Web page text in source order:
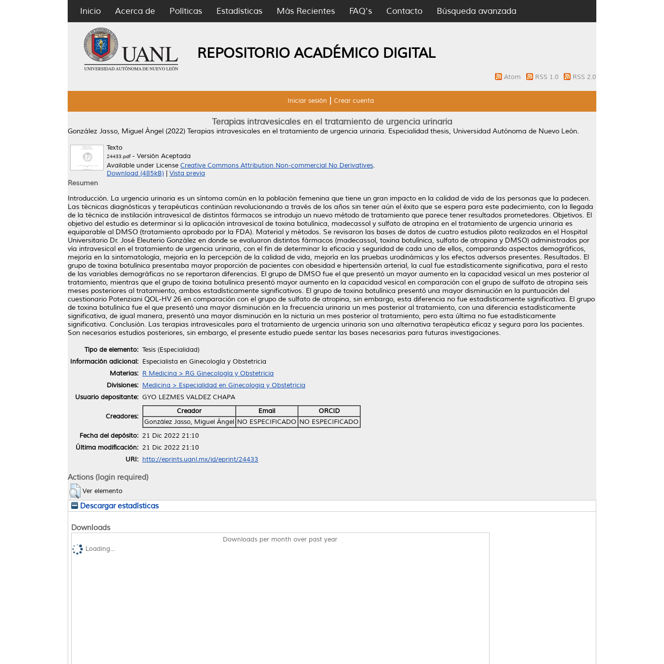
Inicio Acerca de Políticas Estadísticas Más Recientes FAQ's Contacto Búsqueda avanzada
REPOSITORIO ACADÉMICO DIGITAL
Atom RSS 1.0 RSS 2.0
Iniciar sesión Crear cuenta
Terapias intravesicales en el tratamiento de urgencia urinaria
González Jasso, Miguel Ángel (2022) Terapias intravesicales en el tratamiento de urgencia urinaria. Especialidad thesis, Universidad Autónoma de Nuevo León.
Texto
24433.pdf- Versión Aceptada
Available under License Creative Commons Attribution Non-commercial No Derivatives.
Download (485kB)
Vista previa
Resumen
Introducción. La urgencia urinaria es un síntoma común en la población femenina que tiene un gran impacto en la calidad de vida de las personas que la padecen.
Las técnicas diagnósticas y terapéuticas continúan revolucionando a través de los años sin tener aún el éxito que se espera para este padecimiento, con la llegada
de la técnica de instilación intravesical de distintos fármacos se introdujo un nuevo método de tratamiento que parece tener resultados prometedores. Objetivos. El
objetivo del estudio es determinar si la aplicación intravesical de toxina botulínica, madecassol y sulfato de atropina en el tratamiento de urgencia urinaria es
equiparable al DMSO (tratamiento aprobado por la FDA). Material y métodos. Se revisaron las bases de datos de cuatro estudios piloto realizados en el Hospital
Universitario Dr. José Eleuterio González en donde se evaluaron distintos fármacos (madecassol, toxina botulínica, sulfato de atropina y DMSO) administrados por
vía intravesical en el tratamiento de urgencia urinaria, con el fin de determinar la eficacia y seguridad de cada uno de ellos, comparando aspectos demográficos,
mejoría en la sintomatología, mejoría en la percepción de la calidad de vida, mejoría en las pruebas urodinámicas y los efectos adversos presentes. Resultados. El
grupo de toxina botulínica presentaba mayor proporción de pacientes con obesidad e hipertensión arterial, la cual fue estadísticamente significativa, para el resto
de las variables demográficas no se reportaron diferencias. El grupo de DMSO fue el que presentó un mayor aumento en la capacidad vesical un mes posterior al
tratamiento, mientras que el grupo de toxina botulínica presentó mayor aumento en la capacidad vesical en comparación con el grupo de sulfato de atropina seis
meses posteriores al tratamiento, ambos estadísticamente significativos. El grupo de toxina botulínica presentó una mayor disminución en la puntuación del
cuestionario Potenziani QOL-HV 26 en comparación con el grupo de sulfato de atropina, sin embargo, esta diferencia no fue estadísticamente significativa. El grupo
de toxina botulínica fue el que presentó una mayor disminución en la frecuencia urinaria un mes posterior al tratamiento, con una diferencia estadísticamente
significativa, de igual manera, presentó una mayor disminución en la nicturia un mes posterior al tratamiento, pero esta última no fue estadísticamente
significativa. Conclusión. Las terapias intravesicales para el tratamiento de urgencia urinaria son una alternativa terapéutica eficaz y segura para las pacientes.
Son necesarios estudios posteriores, sin embargo, el presente estudio puede sentar las bases necesarias para futuras investigaciones.
Tipo de elemento: Tesis (Especialidad)
Información adicional: Especialista en Ginecología y Obstetricia
Materias: R Medicina > RG Ginecología y Obstetricia
Divisiones: Medicina > Especialidad en Ginecologia y Obstetricia
Usuario depositante: GYO LEZMES VALDEZ CHAPA
Creadores:
Creador Email
ORCID
González Jasso, Miguel Ángel NO ESPECIFICADO NO ESPECIFICADO
Fecha del depósito: 21 Dic 2022 21:10
Última modificación: 21 Dic 2022 21:10
URI: http://eprints.uanl.mx/id/eprint/24433
Actions (login required)
Ver elemento
Descargar estadísticas
Downloads
Downloads per month over past year
Loading...